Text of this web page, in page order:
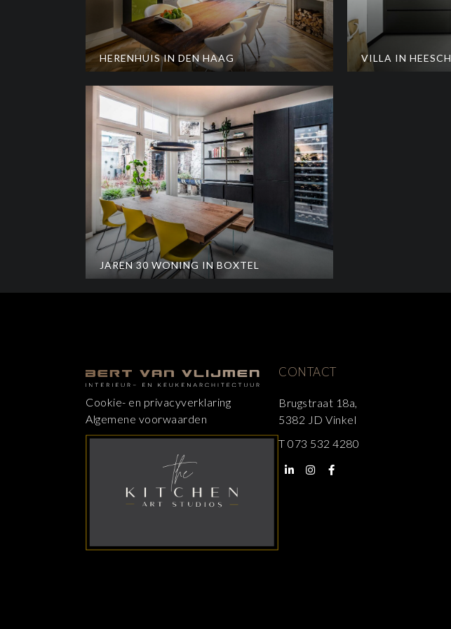
HERENHUIS IN DEN HAAG VILLA IN HEESCH
JAREN 30 WONING IN BOXTEL
Cookie- en privacyverklaring
Algemene voorwaarden
CONTACT
Brugstraat 18a,
5382 JD Vinkel
T 073 532 4280